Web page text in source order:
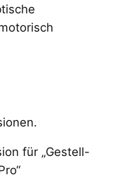
für „Gestell-